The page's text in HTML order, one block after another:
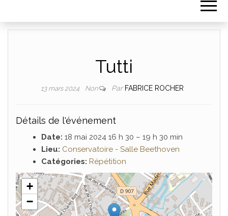
Tutti
13 mars 2024 Non Par FABRICE ROCHER
Détails de l'événement
Date: 18 mai 2024 16 h 30 – 19 h 30 min
Lieu: Conservatoire - Salle Beethoven
Catégories: Répétition
+
−